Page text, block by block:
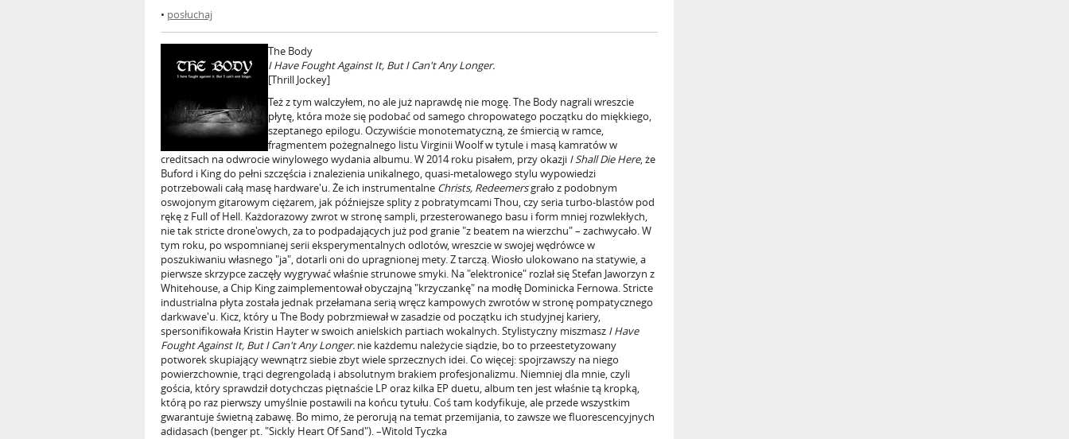
• posłuchaj
The Body
I Have Fought Against It, But I Can't Any Longer.
[Thrill Jockey]
Też z tym walczyłem, no ale już naprawdę nie mogę. The Body nagrali wreszcie
płytę, która może się podobać od samego chropowatego początku do miękkiego,
szeptanego epilogu. Oczywiście monotematyczną, ze śmiercią w ramce,
fragmentem pożegnalnego listu Virginii Woolf w tytule i masą kamratów w
creditsach na odwrocie winylowego wydania albumu. W 2014 roku pisałem, przy okazji I Shall Die Here, że
Buford i King do pełni szczęścia i znalezienia unikalnego, quasi-metalowego stylu wypowiedzi
potrzebowali całą masę hardware'u. Że ich instrumentalne Christs, Redeemersgrało z podobnym
oswojonym gitarowym ciężarem, jak późniejsze splity z pobratymcami Thou, czy seria turbo-blastów pod
rękę z Full of Hell. Każdorazowy zwrot w stronę sampli, przesterowanego basu i form mniej rozwlekłych,
nie tak stricte drone'owych, za to podpadających już pod granie "z beatem na wierzchu" – zachwycało. W
tym roku, po wspomnianej serii eksperymentalnych odlotów, wreszcie w swojej wędrówce w
poszukiwaniu własnego "ja", dotarli oni do upragnionej mety. Z tarczą. Wiosło ulokowano na statywie, a
pierwsze skrzypce zaczęły wygrywać właśnie strunowe smyki. Na "elektronice" rozlał się Stefan Jaworzyn z
Whitehouse, a Chip King zaimplementował obyczajną "krzyczankę" na modłę Dominicka Fernowa. Stricte
industrialna płyta została jednak przełamana serią wręcz kampowych zwrotów w stronę pompatycznego
darkwave'u. Kicz, który u The Body pobrzmiewał w zasadzie od początku ich studyjnej kariery,
spersonifikowała Kristin Hayter w swoich anielskich partiach wokalnych. Stylistyczny miszmasz I Have
Fought Against It, But I Can't Any Longer. nie każdemu należycie siądzie, bo to przeestetyzowany
potworek skupiający wewnątrz siebie zbyt wiele sprzecznych idei. Co więcej: spojrzawszy na niego
powierzchownie, trąci degrengoladą i absolutnym brakiem profesjonalizmu. Niemniej dla mnie, czyli
gościa, który sprawdził dotychczas piętnaście LP oraz kilka EP duetu, album ten jest właśnie tą kropką,
którą po raz pierwszy umyślnie postawili na końcu tytułu. Coś tam kodyfikuje, ale przede wszystkim
gwarantuje świetną zabawę. Bo mimo, że perorują na temat przemijania, to zawsze we fluorescencyjnych
adidasach (benger pt. "Sickly Heart Of Sand"). –Witold Tyczka